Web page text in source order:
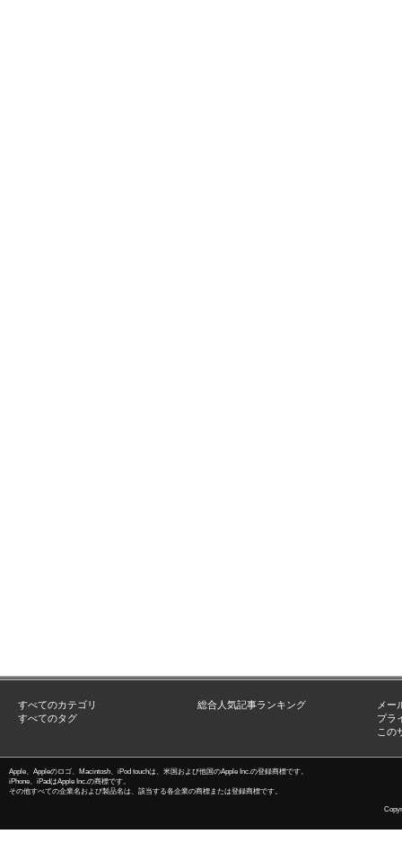
すべてのカテゴリ
すべてのタグ
総合人気記事ランキング
メー
プラ
この
Apple、Appleのロゴ、Macintosh、iPod touchは、米国および他国のApple Inc.の登録商標です。
iPhone、iPadはApple Inc.の商標です。
その他すべての企業名および製品名は、該当する各企業の商標または登録商標です。